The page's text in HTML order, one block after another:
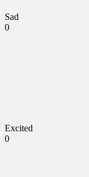
Sad
0
Excited
0